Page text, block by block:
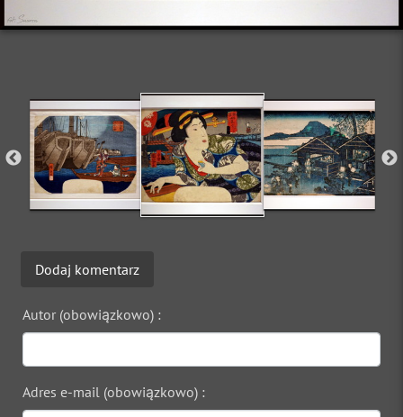
Dodaj komentarz
Autor (obowiązkowo) :
Adres e-mail (obowiązkowo) :